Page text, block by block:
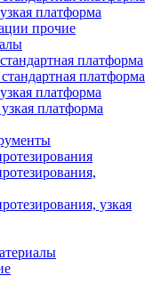
платформа
прочие
платформа
платформа
платформа
платформа
узкая